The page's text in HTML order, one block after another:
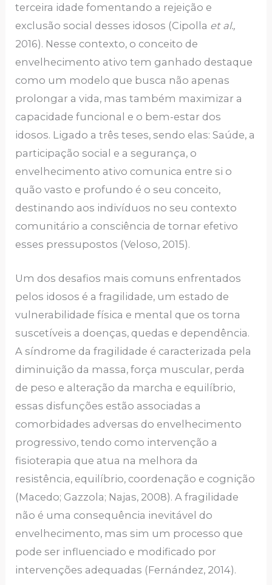
terceira idade fomentando a rejeição e
exclusão social desses idosos (Cipolla et al.,
2016). Nesse contexto, o conceito de
envelhecimento ativo tem ganhado destaque
como um modelo que busca não apenas
prolongar a vida, mas também maximizar a
capacidade funcional e o bem-estar dos
idosos. Ligado a três teses, sendo elas: Saúde, a
participação social e a segurança, o
envelhecimento ativo comunica entre si o
quão vasto e profundo é o seu conceito,
destinando aos indivíduos no seu contexto
comunitário a consciência de tornar efetivo
esses pressupostos (Veloso, 2015).
Um dos desafios mais comuns enfrentados
pelos idosos é a fragilidade, um estado de
vulnerabilidade física e mental que os torna
suscetíveis a doenças, quedas e dependência.
A síndrome da fragilidade é caracterizada pela
diminuição da massa, força muscular, perda
de peso e alteração da marcha e equilíbrio,
essas disfunções estão associadas a
comorbidades adversas do envelhecimento
progressivo, tendo como intervenção a
fisioterapia que atua na melhora da
resistência, equilíbrio, coordenação e cognição
(Macedo; Gazzola; Najas, 2008). A fragilidade
não é uma consequência inevitável do
envelhecimento, mas sim um processo que
pode ser influenciado e modificado por
intervenções adequadas (Fernández, 2014).